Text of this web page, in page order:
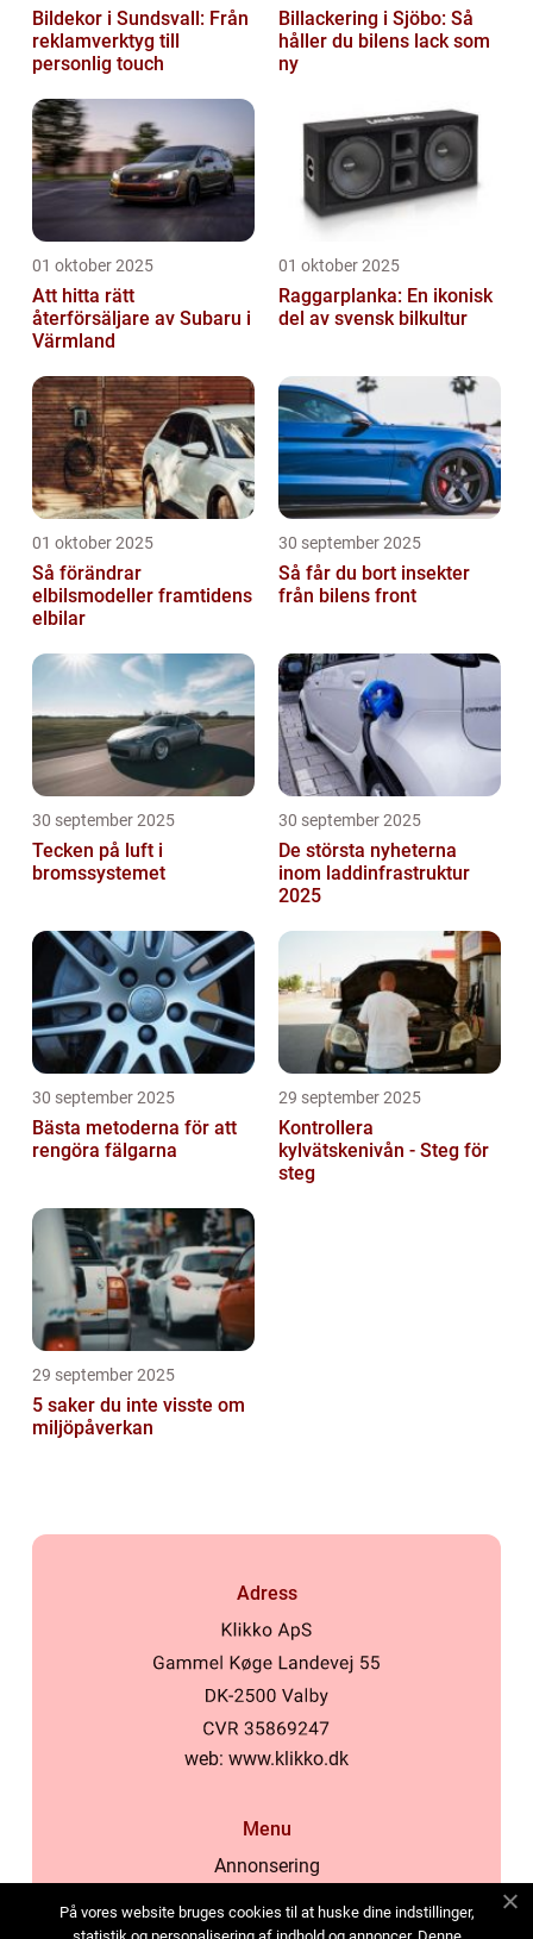
Bildekor i Sundsvall: Från
reklamverktyg till
personlig touch
Billackering i Sjöbo: Så
håller du bilens lack som
ny
01 oktober 2025
Att hitta rätt
återförsäljare av Subaru i
Värmland
01 oktober 2025
Raggarplanka: En ikonisk
del av svensk bilkultur
01 oktober 2025
Så förändrar
elbilsmodeller framtidens
elbilar
30 september 2025
Så får du bort insekter
från bilens front
30 september 2025
Tecken på luft i
bromssystemet
30 september 2025
De största nyheterna
inom laddinfrastruktur
2025
30 september 2025
Bästa metoderna för att
rengöra fälgarna
29 september 2025
Kontrollera
kylvätskenivån - Steg för
steg
29 september 2025
5 saker du inte visste om
miljöpåverkan
Adress
web: www.klikko.dk
Menu
Annonsering
Cookies
På vores website bruges cookies til at huske dine indstillinger,